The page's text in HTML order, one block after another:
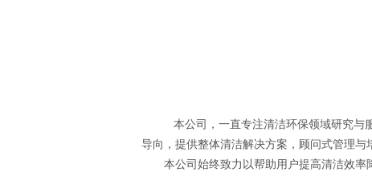
本公司，一直专注清洁环保领域研究与服
导向，提供整体清洁解决方案，顾问式管理与
本公司始终致力以帮助用户提高清洁效率